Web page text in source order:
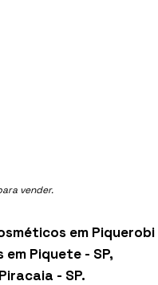
vender.
em Piquerobi
Piquete - SP,
- SP.